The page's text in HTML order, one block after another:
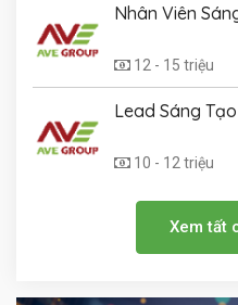
Nhân Viên
12 - 15 triệu
Lead Sáng
10 - 12 triệu
Xem tất